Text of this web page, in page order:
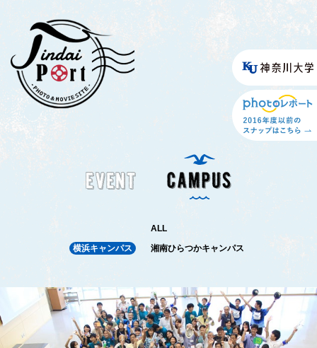
ALL
横浜キャンパス
湘南ひらつかキャンパス